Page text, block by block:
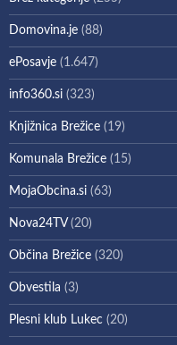
Domovina.je (88)
ePosavje (1.647)
info360.si (323)
Knjižnica Brežice (19)
Komunala Brežice (15)
MojaObcina.si (63)
Nova24TV(20)
Občina Brežice (320)
Obvestila (3)
Plesni klub Lukec (20)